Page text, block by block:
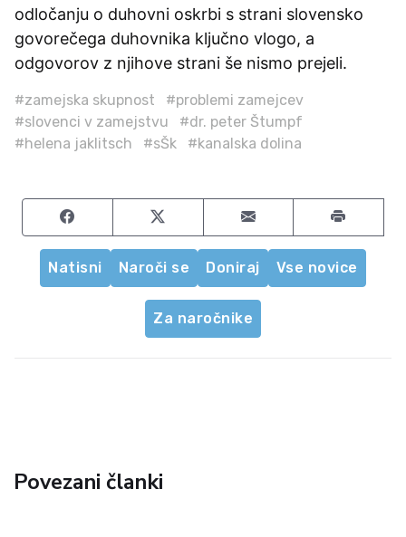
odločanju o duhovni oskrbi s strani slovensko
govorečega duhovnika ključno vlogo, a
odgovorov z njihove strani še nismo prejeli.
#zamejska skupnost
#problemi zamejcev
#slovenci v zamejstvu
#dr. peter Štumpf
#helena jaklitsch
#sŠk #kanalska dolina
Share on FacebookShare on TwitterShare by email
Natisni Naroči se Doniraj Vse novice
Za naročnike
Povezani članki